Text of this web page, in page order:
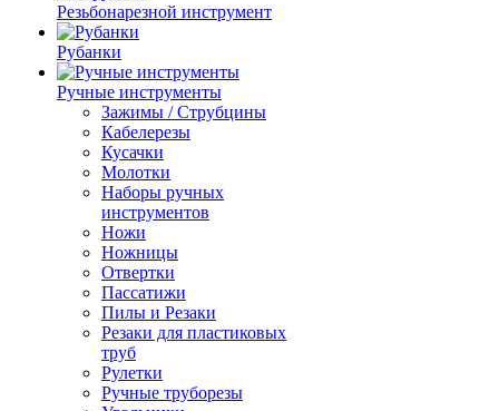
Резьбонарезной инструмент
Рубанки
Ручные инструменты
Зажимы / Струбцины
Кабелерезы
Кусачки
Молотки
Наборы ручных
инструментов
Ножи
Ножницы
Отвертки
Пассатижи
Пилы и Резаки
Резаки для пластиковых
труб
Рулетки
Ручные труборезы